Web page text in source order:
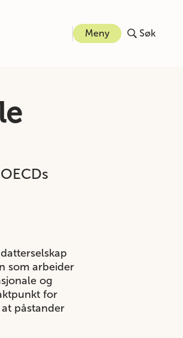
Meny Søk
som arbeider
og
for
påstander